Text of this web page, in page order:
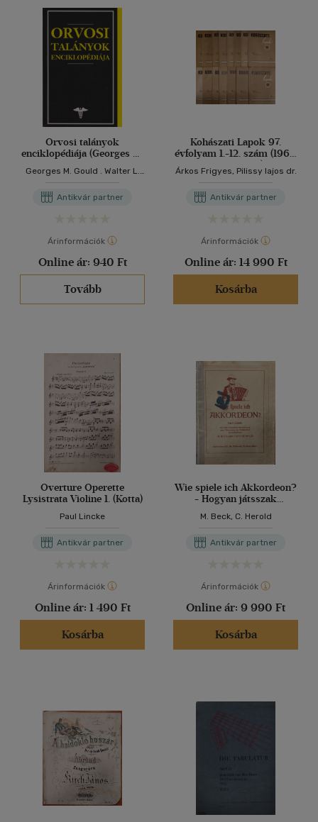
Orvosi talányok
enciklopédiája (Georges M.
Anomáliák és
orvostudományban című
Georges M. Gould . Walter L.
Antikvár partner
Árinformációk
Online ár: 940 Ft
Tovább
Kohászati Lapok 97.
évfolyam 1.-12. szám (1964.
január-december) + 98.
évfolyam 1-3. szám (1965.
Árkos Frigyes, Pilissy lajos dr.
Antikvár partner
Árinformációk
Online ár: 14 990 Ft
Kosárba
Overture Operette
Lysistrata Violine 1. (Kotta)
Paul Lincke
Antikvár partner
Árinformációk
Online ár: 1 490 Ft
Kosárba
Wie spiele ich Akkordeon?
- Hogyan játsszak
nyelvű oktatófüzet (kotta)
M. Beck, C. Herold
Antikvár partner
Árinformációk
Online ár: 9 990 Ft
Kosárba